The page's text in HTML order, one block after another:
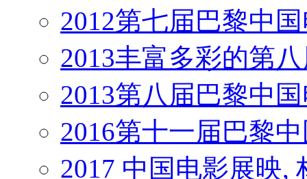
2012第七届巴黎中
2013丰富多彩的第
2013第八届巴黎中
2016第十一届巴黎
2017 中国电影展映,